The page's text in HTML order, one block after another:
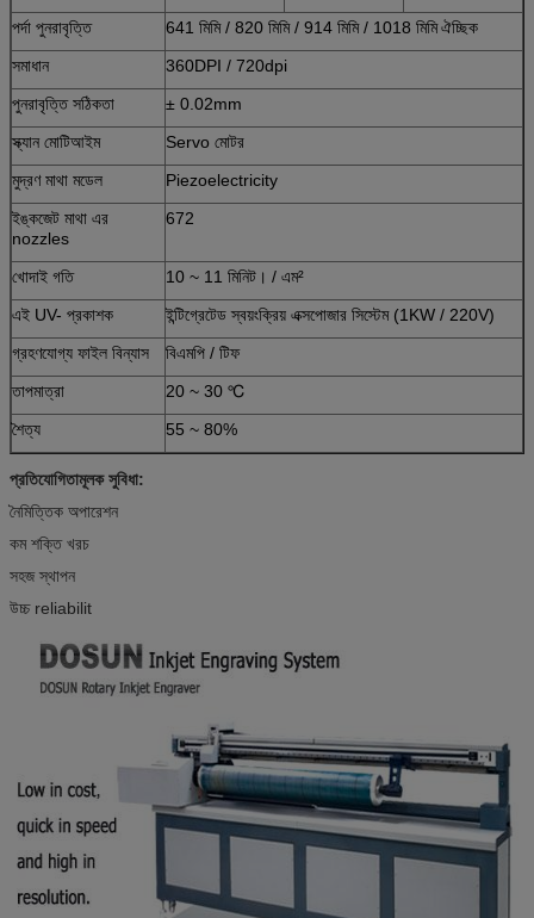
পর্দা পুনরাবৃত্তি
641 মিমি / 820 মিমি / 914 মিমি / 1018 মিমিঐচ্ছিক
সমাধান
360DPI / 720dpi
পুনরাবৃত্তি সঠিকতা
± 0.02mm
স্ক্যান মোটিআইম
Servo মোটর
মুদ্রণ মাথা মডেল
Piezoelectricity
ইঙ্কজেট মাথা এর
nozzles
672
খোদাই গতি
10 ~ 11 মিনিট। / এম²
এই UV- প্রকাশক
ইন্টিগ্রেটেড স্বয়ংক্রিয় এক্সপোজার সিস্টেম (1KW / 220V)
গ্রহণযোগ্য ফাইল বিন্যাস
বিএমপি / টিফ
তাপমাত্রা
20 ~ 30 ℃
শৈত্য
55 ~ 80%
প্রতিযোগিতামূলক সুবিধা:
নৈমিত্তিক অপারেশন
কম শক্তি খরচ
সহজ স্থাপন
উচ্চ reliabilit